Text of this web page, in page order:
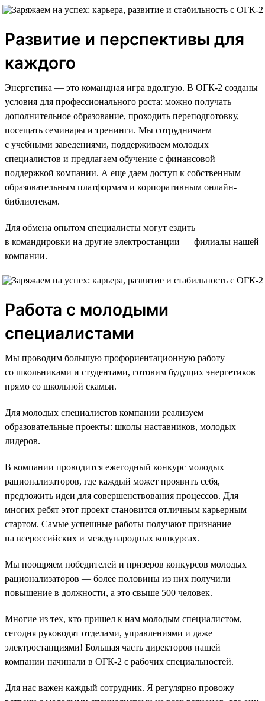
Развитие и перспективы для
каждого
Энергетика — это командная игра вдолгую. В ОГК-2 созданы
условия для профессионального роста: можно получать
дополнительное образование, проходить переподготовку,
посещать семинары и тренинги. Мы сотрудничаем
с учебными заведениями, поддерживаем молодых
специалистов и предлагаем обучение с финансовой
поддержкой компании. А еще даем доступ к собственным
образовательным платформам и корпоративным онлайн-
библиотекам.
Для обмена опытом специалисты могут ездить
в командировки на другие электростанции — филиалы нашей
компании.
Работа с молодыми
специалистами
Мы проводим большую профориентационную работу
со школьниками и студентами, готовим будущих энергетиков
прямо со школьной скамьи.
Для молодых специалистов компании реализуем
образовательные проекты: школы наставников, молодых
лидеров.
В компании проводится ежегодный конкурс молодых
рационализаторов, где каждый может проявить себя,
предложить идеи для совершенствования процессов. Для
многих ребят этот проект становится отличным карьерным
стартом. Самые успешные работы получают признание
на всероссийских и международных конкурсах.
Мы поощряем победителей и призеров конкурсов молодых
рационализаторов — более половины из них получили
повышение в должности, а это свыше 500 человек.
Многие из тех, кто пришел к нам молодым специалистом,
сегодня руководят отделами, управлениями и даже
электростанциями! Большая часть директоров нашей
компании начинали в ОГК-2 с рабочих специальностей.
Для нас важен каждый сотрудник. Я регулярно провожу